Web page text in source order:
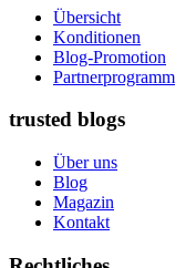
Übersicht
Konditionen
Blog-Promotion
Partnerprogramm
trusted blogs
Über uns
Blog
Magazin
Kontakt